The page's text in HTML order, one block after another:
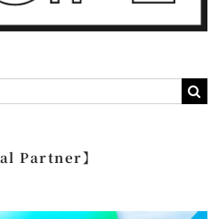
Partner】